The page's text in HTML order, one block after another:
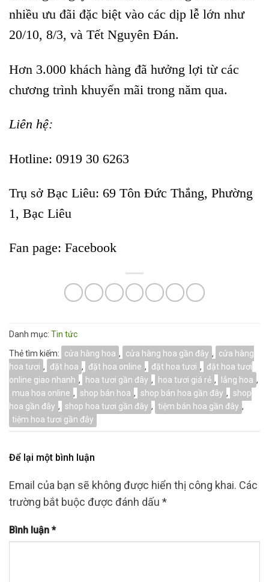
nhiều ưu đãi đặc biệt vào các dịp lễ lớn như
20/10, 8/3, và Tết Nguyên Đán.
Hơn 3.000 khách hàng đã hưởng lợi từ các
chương trình khuyến mãi trong năm qua.
Liên hệ:
Hotline: 0919 30 6263
Trụ sở Bạc Liêu: 69 Tôn Đức Thắng, Phường
1, Bạc Liêu
Fan page: Facebook
Danh mục: Tin tức
Thẻ tìm kiếm:
cửa hàng hoa , cửa hàng hoa gần đây ,
cửa hàng
hoa tươi , đặt hoa , đặt hoa online , đặt hoa tươi ,
đặt hoa tươi
online giao nhanh , hoa tươi gần đây , hoa tươi giá rẻ , lẳng hoa ,
mua hoa online , shop bán hoa , shop bán hoa gần đây , shop
hoa gần đây , shop hoa tươi gần đây , tiệm bán hoa gần đây ,
tiệm hoa tươi gần đây
Để lại một bình luận
Email của bạn sẽ không được hiển thị công khai. Các
trường bắt buộc được đánh dấu *
Bình luận *